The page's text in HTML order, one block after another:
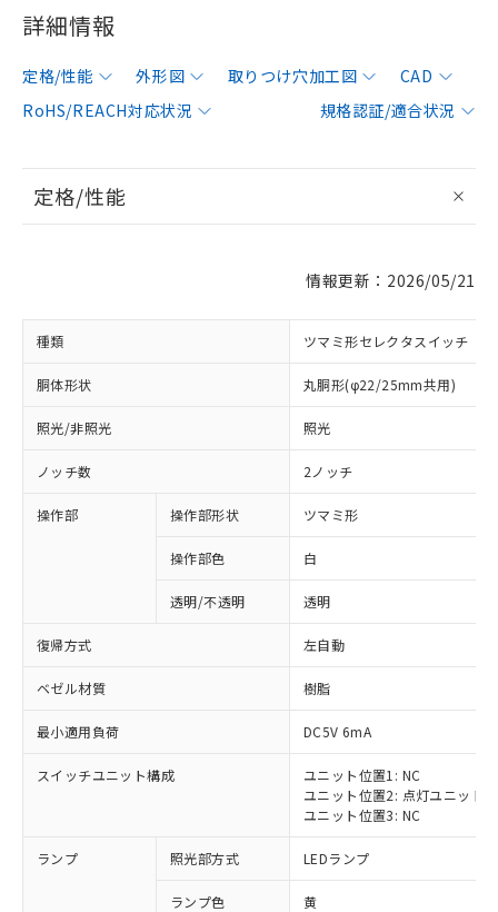
詳細情報
定格/性能 外形図 取りつけ穴加工図
CAD
RoHS/REACH対応状況
規格認証/適合状況
定格/性能
情報更新：2026/05/21
種類 ツマミ形セレクタスイッチ
胴体形状 丸胴形(φ22/25mm共用)
照光/非照光 照光
ノッチ数 2ノッチ
操作部 操作部形状 ツマミ形
操作部色 白
透明/不透明 透明
復帰方式 左自動
ベゼル材質 樹脂
最小適用負荷 DC5V 6mA
スイッチユニット構成
ユニット位置1: NC
ユニット位置2: 点灯ユニット
ユニット位置3: NC
ランプ 照光部方式 LEDランプ
ランプ色 黄